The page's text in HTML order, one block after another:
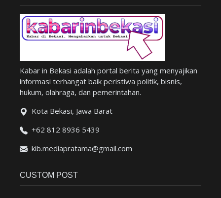
Kabar in Bekasi adalah portal berita yang menyajikan
informasi terhangat baik peristiwa politik, bisnis,
hukum, olahraga, dan pemerintahan.
Kota Bekasi, Jawa Barat
+62 812 8936 5439
kib.mediapratama@gmail.com
CUSTOM POST